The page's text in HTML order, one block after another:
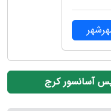
آسانسور کرج